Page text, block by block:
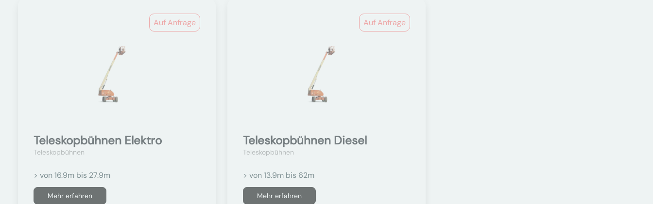
Auf Anfrage
Teleskopbühnen Elektro
Teleskopbühnen
> von 16.9m bis 27.9m
Mehr erfahren
Auf Anfrage
Teleskopbühnen Diesel
Teleskopbühnen
> von 13.9m bis 62m
Mehr erfahren